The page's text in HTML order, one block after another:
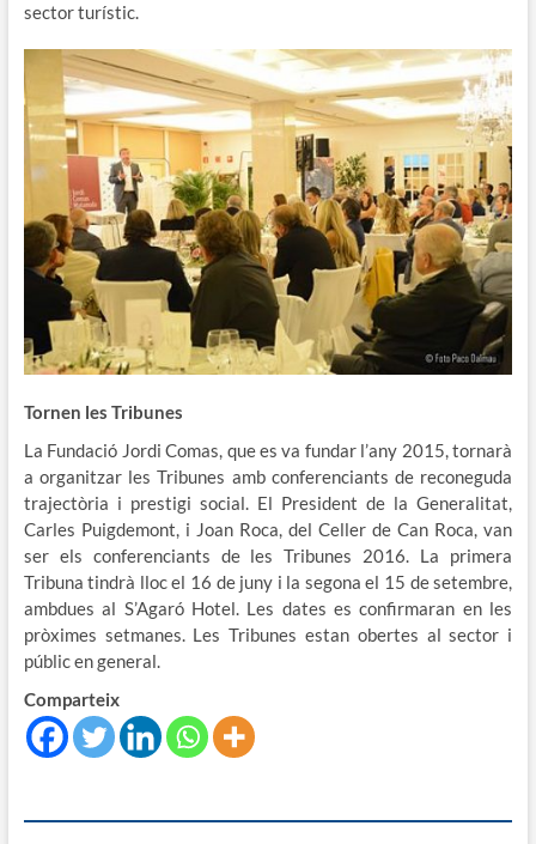
sector turístic.
Tornen les Tribunes
La Fundació Jordi Comas, que es va fundar l’any 2015, tornarà
a organitzar les Tribunes amb conferenciants de reconeguda
trajectòria i prestigi social. El President de la Generalitat,
Carles Puigdemont, i Joan Roca, del Celler de Can Roca, van
ser els conferenciants de les Tribunes 2016. La primera
Tribuna tindrà lloc el 16 de juny i la segona el 15 de setembre,
ambdues al S’Agaró Hotel. Les dates es confirmaran en les
pròximes setmanes. Les Tribunes estan obertes al sector i
públic en general.
Comparteix